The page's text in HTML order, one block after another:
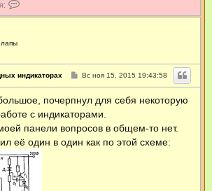
а
я
и
ф
о
р
м
а
ц
и
я
индикаторах
С
б
щ
е
и
е
Вс ноя 15, 2015 19:43:58
почерпнул для себя некоторую
с индикаторами.
панели вопросов в общем-то нет.
её один в один как по этой схеме: